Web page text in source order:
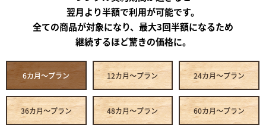
翌月より半額で利用が可能です。
全ての商品が対象になり、最大3回半額になるため
継続するほど驚きの価格に。
6カ月～プラン 12カ月～プラン 24カ月～プラン
36カ月～プラン 48カ月～プラン 60カ月～プラン